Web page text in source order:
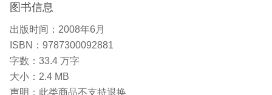
图书信息
出版时间： 2008年6月
ISBN： 9787300092881
字数： 33.4 万字
大小： 2.4 MB
声明： 此类商品不支持退换